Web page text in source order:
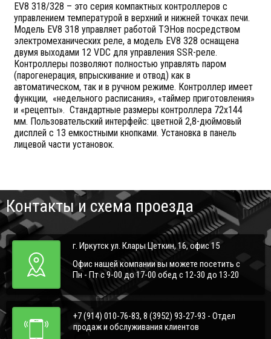
EV8 318/328 – это серия компактных контроллеров с
управлением температурой в верхний и нижней точках печи.
Модель EV8 318 управляет работой ТЭНов посредством
электромеханических реле, а модель EV8 328 оснащена
двумя выходами 12 VDC для управления SSR-реле.
Контроллеры позволяют полностью управлять паром
(парогенерация, впрыскивание и отвод) как в
автоматическом, так и в ручном режиме. Контроллер имеет
функции, «недельного расписания», «таймер приготовления»
и «рецепты». Стандартные размеры контроллера 72x144
мм. Пользовательский интерфейс: цветной 2,8-дюймовый
дисплей с 13 емкостными кнопками. Установка в панель
лицевой части установок.
Контакты и схема проезда
г. Иркутск ул. Клары Цеткин, 16, офис 15
Офис нашей компании вы можете посетить с
Пн - Пт с 9-00 до 17-00 обед с 12-30 до 13-20
+7 (914) 010-76-83, 8 (3952) 93-27-93 - Отдел
продаж и обслуживания клиентов